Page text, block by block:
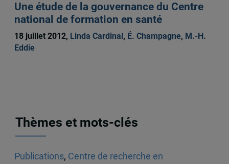
Une étude de la gouvernance du Centre
national de formation en santé
18 juillet 2012, Linda Cardinal , É. Champagne, M.-H.
Eddie
Thèmes et mots-clés
Publications, Centre de recherche en